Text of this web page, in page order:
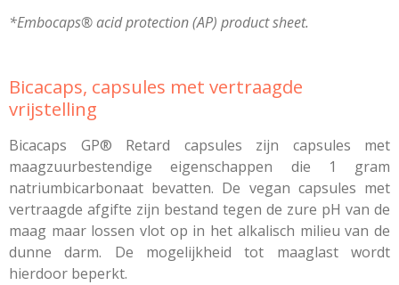
*Embocaps® acid protection (AP) product sheet.
Bicacaps, capsules met vertraagde
vrijstelling
Bicacaps GP® Retard capsules zijn capsules met
maagzuurbestendige eigenschappen die 1 gram
natriumbicarbonaat bevatten. De vegan capsules met
vertraagde afgifte zijn bestand tegen de zure pH van de
maag maar lossen vlot op in het alkalisch milieu van de
dunne darm. De mogelijkheid tot maaglast wordt
hierdoor beperkt.